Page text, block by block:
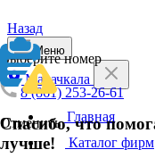
Назад
Выберите номер
8 (861) 253-26-61
Отменить
Спасибо, что
лучше!
Меню
Махачкала
Главная
Каталог фирм